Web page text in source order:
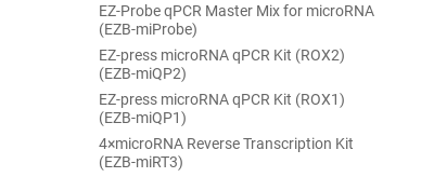
EZ-Probe qPCR Master Mix for microRNA
(EZB-miProbe)
EZ-press microRNA qPCR Kit (ROX2)
(EZB-miQP2)
EZ-press microRNA qPCR Kit (ROX1)
(EZB-miQP1)
4×microRNA Reverse Transcription Kit
(EZB-miRT3)